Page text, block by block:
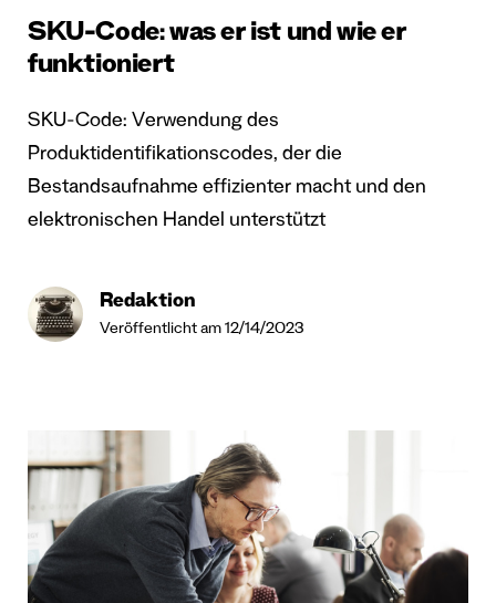
SKU-Code: was er ist und wie er
funktioniert
SKU-Code: Verwendung des
Produktidentifikationscodes, der die
Bestandsaufnahme effizienter macht und den
elektronischen Handel unterstützt
Redaktion
Veröffentlicht am 12/14/2023